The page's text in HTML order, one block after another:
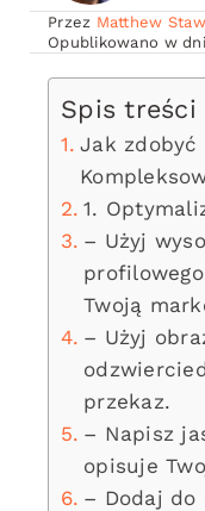
Przez Matthew
Opublikowano w
Spis treści
Jak zdobyć
1.
– Użyj
Twoją
– Użyj
przekaz.
– Napisz
opisuje
– Dodaj